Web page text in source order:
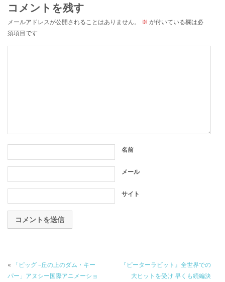
コメントを残す
メールアドレスが公開されることはありません。 ※ が付いている欄は必
須項目です
名前
メール
サイト
«
「ピッグ –丘の上のダム・キー
パー」アヌシー国際アニメーショ
『ピーターラビット』全世界での
大ヒットを受け 早くも続編決